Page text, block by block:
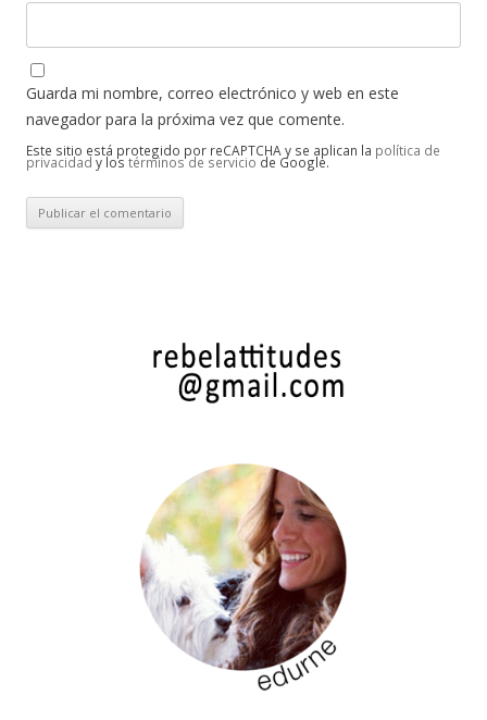
Guarda mi nombre, correo electrónico y web en este
navegador para la próxima vez que comente.
Este sitio está protegido por reCAPTCHA y se aplican la política de
privacidad y los términos de servicio de Google.